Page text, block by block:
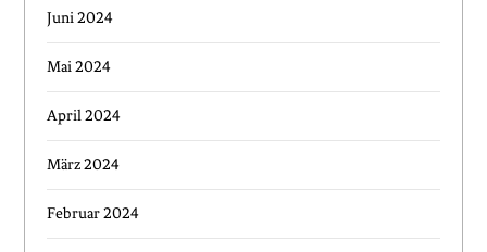
Juni 2024
Mai 2024
April 2024
März 2024
Februar 2024